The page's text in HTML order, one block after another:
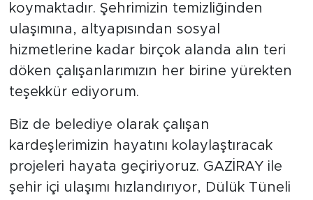
koymaktadır. Şehrimizin temizliğinden
ulaşımına, altyapısından sosyal
hizmetlerine kadar birçok alanda alın teri
döken çalışanlarımızın her birine yürekten
teşekkür ediyorum.
Biz de belediye olarak çalışan
kardeşlerimizin hayatını kolaylaştıracak
projeleri hayata geçiriyoruz. GAZİRAY ile
şehir içi ulaşımı hızlandırıyor, Dülük Tüneli